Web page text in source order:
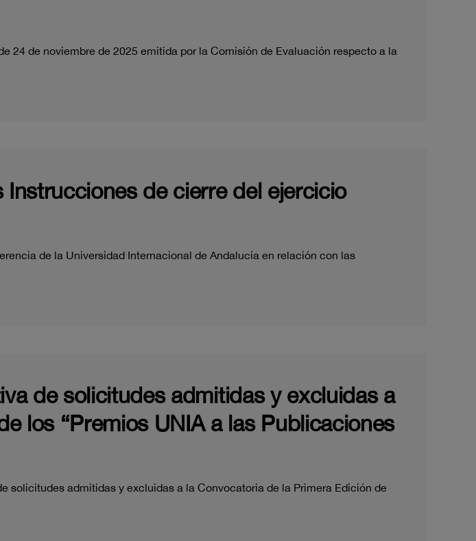
24 de noviembre de 2025 emitida por la Comisión de Evaluación respecto a la
de cierre del ejercicio
de la Universidad Internacional de Andalucía en relación con las
de solicitudes admitidas y excluidas a
los “Premios UNIA a las Publicaciones
solicitudes admitidas y excluidas a la Convocatoria de la Primera Edición de